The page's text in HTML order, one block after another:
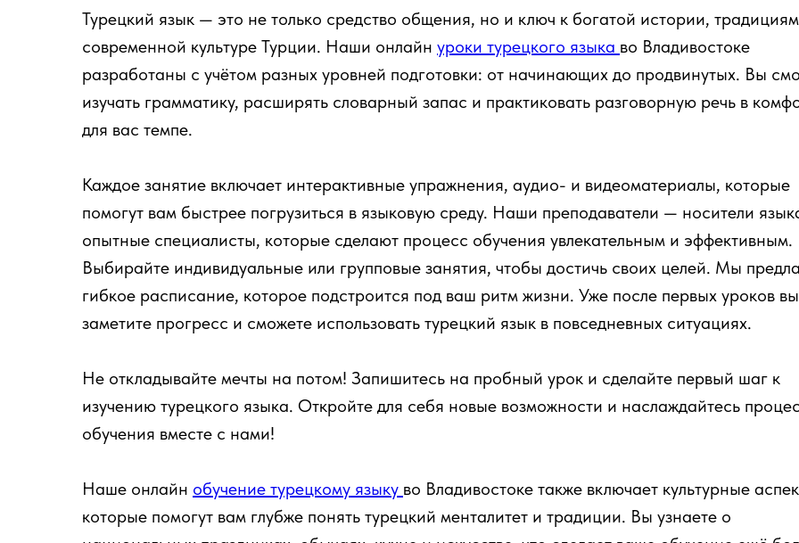
Турецкий язык — это не только средство общения, но и ключ к богатой истории,
современной культуре Турции. Наши онлайн уроки турецкого языка во Владивостоке
разработаны с учётом разных уровней подготовки: от начинающих до продвинутых. Вы
изучать грамматику, расширять словарный запас и практиковать разговорную речь в
для вас темпе.
Каждое занятие включает интерактивные упражнения, аудио- и видеоматериалы, которые
помогут вам быстрее погрузиться в языковую среду. Наши преподаватели — носители
опытные специалисты, которые сделают процесс обучения увлекательным и эффективным.
Выбирайте индивидуальные или групповые занятия, чтобы достичь своих целей. Мы
гибкое расписание, которое подстроится под ваш ритм жизни. Уже после первых уроков вы
заметите прогресс и сможете использовать турецкий язык в повседневных ситуациях.
Не откладывайте мечты на потом! Запишитесь на пробный урок и сделайте первый шаг к
изучению турецкого языка. Откройте для себя новые возможности и наслаждайтесь
обучения вместе с нами!
Наше онлайн обучение турецкому языку во Владивостоке также включает культурные
которые помогут вам глубже понять турецкий менталитет и традиции. Вы узнаете о